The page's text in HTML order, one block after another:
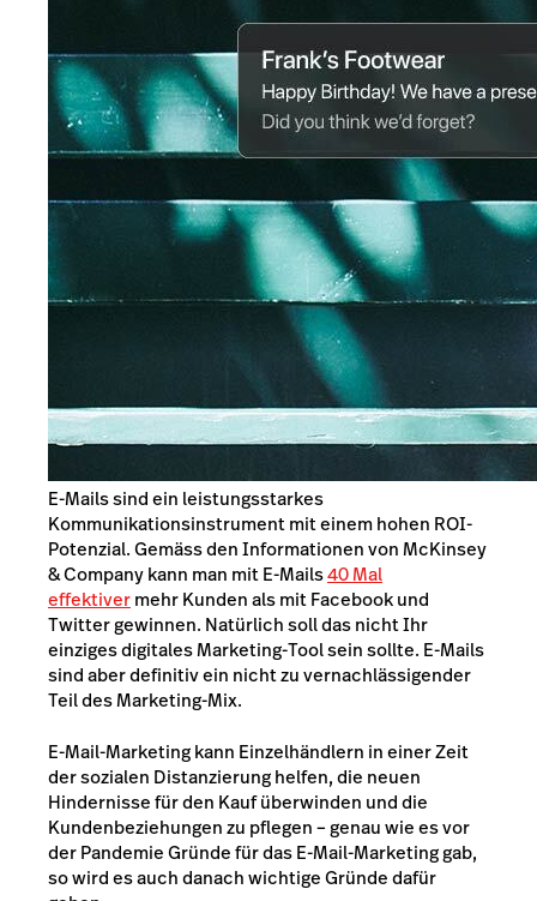
E-Mails sind ein leistungsstarkes
Kommunikationsinstrument mit einem hohen ROI-
Potenzial.Gemäss den Informationen von McKinsey
& Company kann man mit E-Mails40 Mal
effektivermehr Kunden als mit Facebook und
Twitter gewinnen. Natürlich soll das nicht Ihr
einziges digitales Marketing-Tool sein sollte. E-Mails
sind aber definitiv ein nicht zu vernachlässigender
Teil des Marketing-Mix.
E-Mail-Marketing kann Einzelhändlern in einer Zeit
der sozialen Distanzierung helfen, die neuen
Hindernisse für den Kauf überwinden und die
Kundenbeziehungen zu pflegen – genau wie es vor
der Pandemie Gründe für das E-Mail-Marketing gab,
so wird es auch danach wichtige Gründe dafür